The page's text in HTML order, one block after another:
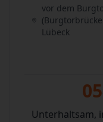
vor dem
Lübeck
05
Unterhaltsam,